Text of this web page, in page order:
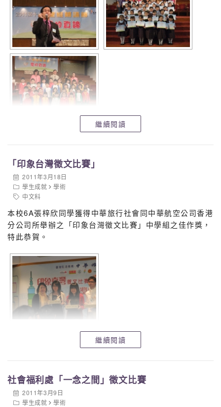
繼續閱讀
「印象台灣徵文比賽」
2011年3月18日
學生成就
學術
中文科
本校6A張梓欣同學獲得中華旅行社會同中華航空公司香港
分公司所舉辦之「印象台灣徵文比賽」中學組之佳作獎，
特此恭賀。
繼續閱讀
社會福利處「一念之間」徵文比賽
2011年3月9日
學生成就
學術